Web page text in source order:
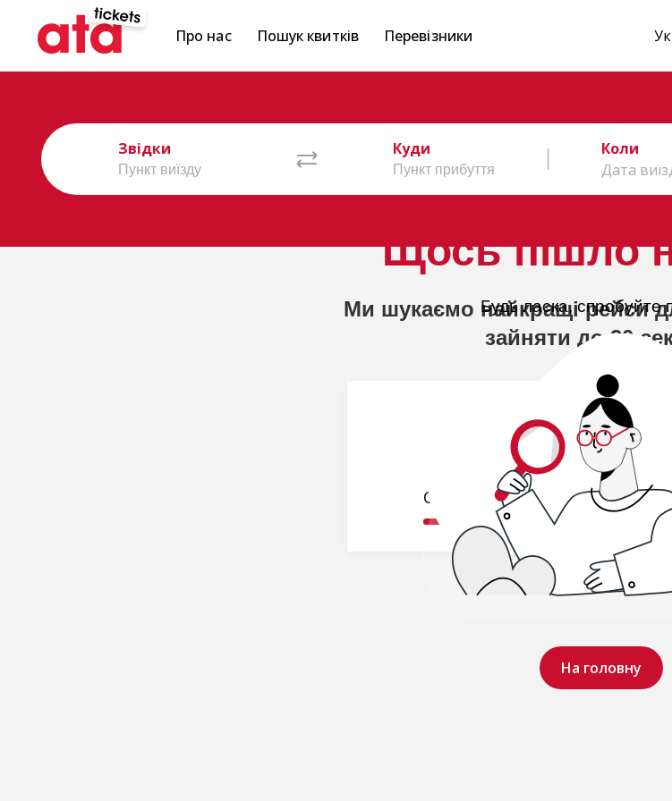
Щось пішло
Будь ласка, спробуйте
На головну
Про нас Пошук квитків Перевізники Ук
Звідки Куди
Коли
Дата
Ми шукаємо найкращі рейси
зайняти до 20
Обробляємо ваш запит..